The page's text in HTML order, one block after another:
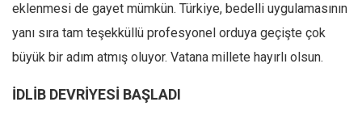
Amerika
Avustralya
Tarih
Düşünce
eklenmesi de gayet mümkün. Türkiye, bedelli uygulamasının
yanı sıra tam teşekküllü profesyonel orduya geçişte çok
büyük bir adım atmış oluyor. Vatana millete hayırlı olsun.
İDLİB DEVRİYESİ BAŞLADI